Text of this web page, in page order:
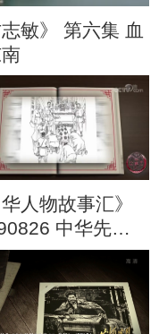
志敏》 第六集 血
华人物故事汇》
中华先烈
列 方志敏